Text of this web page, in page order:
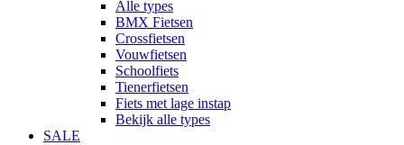
Alle types
BMX Fietsen
Crossfietsen
Vouwfietsen
Schoolfiets
Tienerfietsen
Fiets met lage instap
Bekijk alle types
SALE